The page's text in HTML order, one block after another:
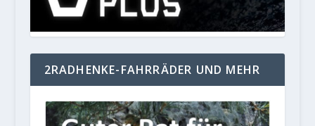
2RADHENKE-FAHRRÄDER UND MEHR